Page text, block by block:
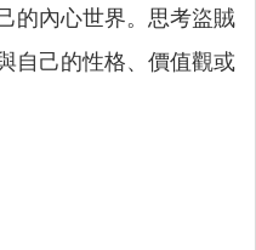
的內心世界。思考盜賊
自己的性格、價值觀或